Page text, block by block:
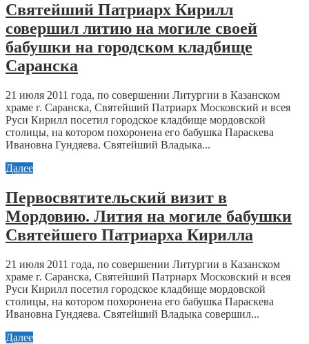
Святейший Патриарх Кирилл
совершил литию на могиле своей
бабушки на городском кладбище
Саранска
21 июля 2011 года, по совершении Литургии в Казанском
храме г. Саранска, Святейший Патриарх Московский и всея
Руси Кирилл посетил городское кладбище мордовской
столицы, на котором похоронена его бабушка Параскева
Ивановна Гундяева. Святейший Владыка...
Далее
Первосвятительский визит в
Мордовию. Лития на могиле бабушки
Святейшего Патриарха Кирилла
21 июля 2011 года, по совершении Литургии в Казанском
храме г. Саранска, Святейший Патриарх Московский и всея
Руси Кирилл посетил городское кладбище мордовской
столицы, на котором похоронена его бабушка Параскева
Ивановна Гундяева. Святейший Владыка совершил...
Далее